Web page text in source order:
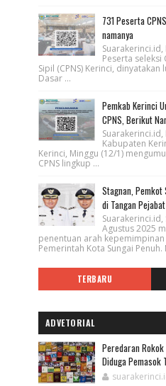
731 Peserta
namanya
Suarakerinci.id,
Peserta seleksi
Sipil (CPNS) Kerinci,
Dasar ...
Pemkab Kerinci
CPNS, Berikut
Suarakerinci.id,
Kabupaten
Kerinci, Minggu (12/1)
CPNS lingkup ...
Stagnan, Pemkot
di Tangan
Suarakerinci.id,
Agustus 2025
penentuan arah
Pemerintah Kota Sungai Penuh.
TERBARU
ADVETORIAL
Peredaran
Diduga Pemasok